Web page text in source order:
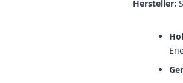
Hersteller: